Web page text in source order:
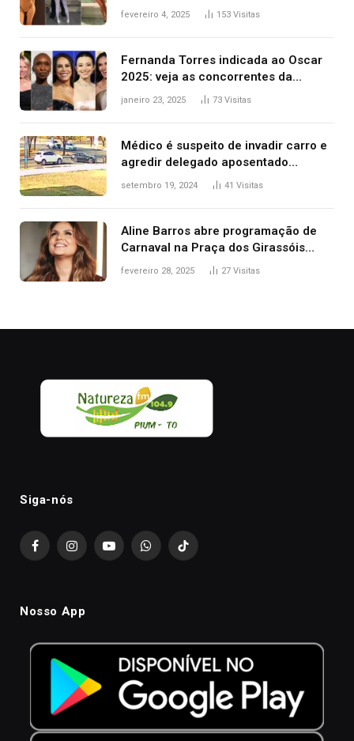
West que apareceu nua no Grammy
fevereiro 4, 2025 153 Visitas
Fernanda Torres indicada ao Oscar
2025: veja as concorrentes da
brasileira a melhor atriz
janeiro 23, 2025 73 Visitas
Médico é suspeito de invadir carro e
agredir delegado aposentado
durante confusão no trânsito
setembro 19, 2024 41 Visitas
Aline Barros abre programação de
Carnaval na Praça dos Girassóis
nesta sexta-feira, em Palmas
fevereiro 28, 2025 27 Visitas
Siga-nós
FacebookInstagramYouTubeWhatsAppTikTok
Nosso App